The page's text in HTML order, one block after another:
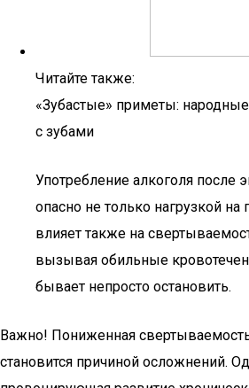
Читайте также:
«Зубастые» приметы:
с зубами
Употребление алкоголя после
опасно не только нагрузкой на
влияет также на
вызывая обильные
бывает непросто остановить.
Важно! Пониженная
становится причиной осложнений.